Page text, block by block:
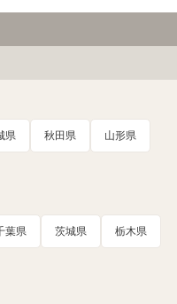
県 秋田県 山形県
葉県 茨城県 栃木県